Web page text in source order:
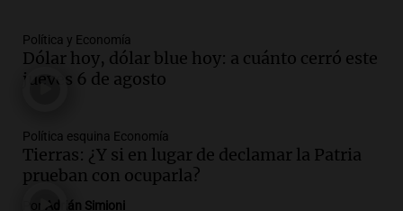
de Casa del Encuentro
Panorama Federal
Episodios
viviendas paralizadas tras el cierre de
Procrear en la provincia
Panorama Federal
Política y Economía
Dólar hoy, dólar blue hoy: a cuánto cerró este
jueves 6 de agosto
Política esquina Economía
Tierras: ¿Y si en lugar de declamar la Patria
prueban con ocuparla?
Adrián Simioni